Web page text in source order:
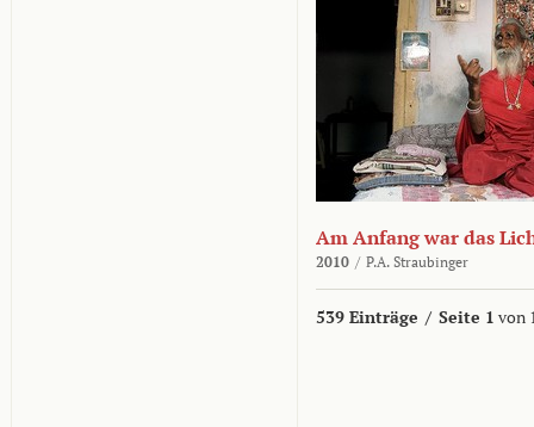
Am Anfang war das
2010 / P.A. Straubinger
539 Einträge / Seite 1 von